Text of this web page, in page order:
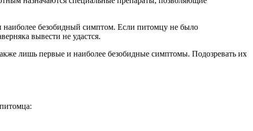
наиболее безобидный симптом. Если питомцу не было
вывести не удастся.
лишь первые и наиболее безобидные симптомы. Подозревать их